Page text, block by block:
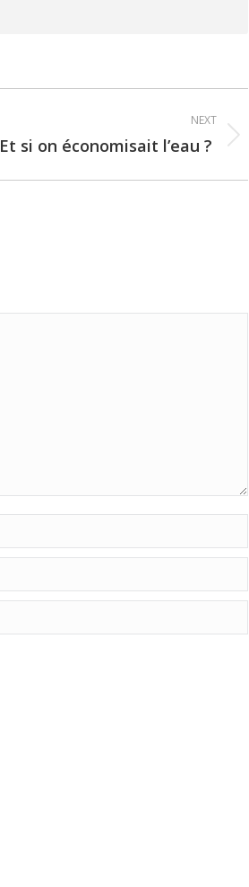
NEXT
Et si on économisait l’eau ?